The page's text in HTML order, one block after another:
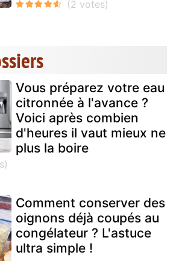
Vous préparez votre eau
citronnée à l'avance ?
Voici après combien
d'heures il vaut mieux ne
plus la boire
Comment conserver des
oignons déjà coupés au
congélateur ? L'astuce
ultra simple !